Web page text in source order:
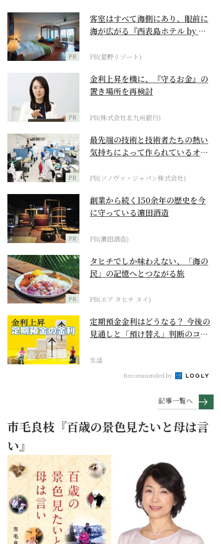
PR
客室はすべて海側にあり、眼前に
海が広がる『西表島ホテル by 星
PR(星野リゾート)
PR
金利上昇を機に、『守るお金』の
置き場所を再検討
PR(株式会社北九州銀行)
PR
最先端の技術と技術者たちの熱い
気持ちによって作られているオー
PR(ソノヴァ・ジャパン株式会社)
PR
創業から続く150余年の歴史を今
に守っている濵田酒造
PR(濵田酒造)
PR
タヒチでしか味わえない、「海の
民」の記憶へとつながる旅
PR(エア タヒチ ヌイ)
定期預金金利はどうなる？ 今後の
見通しと「預け替え」判断のコツ
生活
Recommended by
記事一覧へ
市毛良枝『百歳の景色見たいと母は言
い』